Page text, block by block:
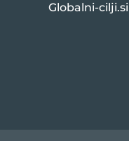
Globalni-cilji.si